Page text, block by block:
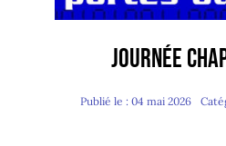
Journée
Publié le : 04 mai 2026